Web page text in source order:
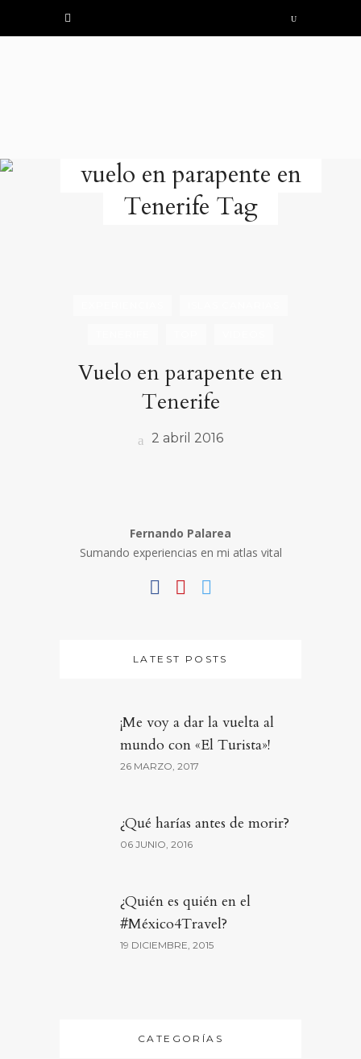
vuelo en parapente en
Tenerife Tag
Vuelo en parapente en
Tenerife
2 abril 2016
Fernando Palarea
Sumando experiencias en mi atlas vital
LATEST POSTS
¡Me voy a dar la vuelta al
mundo con «El Turista»!
26 MARZO, 2017
¿Qué harías antes de morir?
06 JUNIO, 2016
¿Quién es quién en el
#México4Travel?
19 DICIEMBRE, 2015
CATEGORÍAS